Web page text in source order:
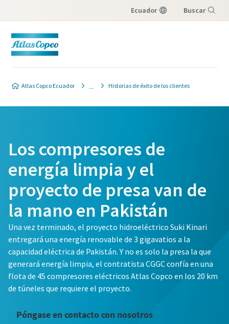
Ecuador Buscar
Atlas Copco Ecuador Historias de éxito de los clientes
Los compresores de
energía limpia y el
proyecto de presa van de
la mano en Pakistán
Una vez terminado, el proyecto hidroeléctrico Suki Kinari
entregará una energía renovable de 3 gigavatios a la
capacidad eléctrica de Pakistán. Y no es solo la presa la que
generará energía limpia, el contratista CGGC confía en una
flota de 45 compresores eléctricos Atlas Copco en los 20 km
de túneles que requiere el proyecto.
Póngase en contacto con nosotros